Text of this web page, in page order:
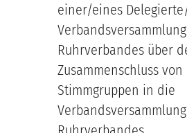
einer/eines
Ruhrverbandes über
Zusammenschluss von
Stimmgruppen in die